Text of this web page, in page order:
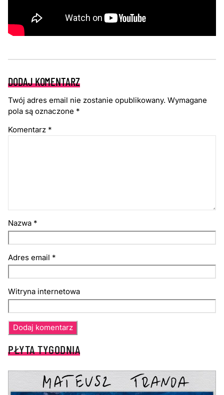
DODAJ KOMENTARZ
Twój adres email nie zostanie opublikowany. Wymagane
pola są oznaczone *
Komentarz *
Nazwa *
Adres email *
Witryna internetowa
PŁYTA TYGODNIA